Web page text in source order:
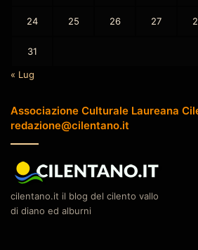
24 25 26 27
31
« Lug
Associazione Culturale Laureana
redazione@cilentano.it
cilentano.it il blog del cilento vallo
di diano ed alburni